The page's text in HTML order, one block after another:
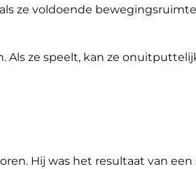
ze voldoende
ze speelt, kan ze
Hij was het resultaat van